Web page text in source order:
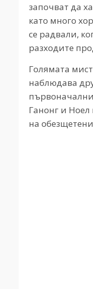
започват да
като много
се радвали,
разходите
Голямата
наблюдава
Ганонг и Ноел
на